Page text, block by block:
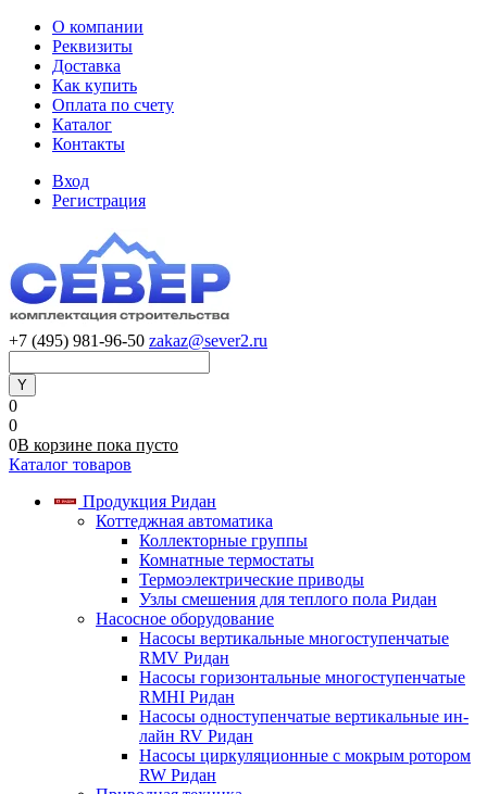
О компании
Реквизиты
Доставка
Как купить
Оплата по счету
Каталог
Контакты
Вход
Регистрация
+7 (495) 981-96-50 zakaz@sever2.ru
0
0
0В корзине пока пусто
Каталог товаров
Продукция Ридан
Коттеджная автоматика
Коллекторные группы
Комнатные термостаты
Термоэлектрические приводы
Узлы смешения для теплого пола Ридан
Насосное оборудование
Насосы вертикальные многоступенчатые
RMV Ридан
Насосы горизонтальные многоступенчатые
RMHI Ридан
Насосы одноступенчатые вертикальные ин-
лайн RV Ридан
Насосы циркуляционные с мокрым ротором
RW Ридан